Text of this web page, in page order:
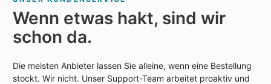
Wenn etwas hakt, sind wir
schon da.
Die meisten Anbieter lassen Sie alleine, wenn eine Bestellung
stockt. Wir nicht. Unser Support-Team arbeitet proaktiv und